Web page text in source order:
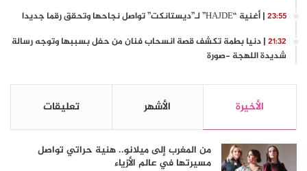
23:55 | أغنية “HAJDE” لـ”ديستانكت” تواصل نجاحها وتحقق رقما جديدا
21:32 | دنيا بطمة تكشف قصة انسحاب فنان من حفل بسببها وتوجه رسالة
شديدة اللهجة -صورة
الأخيرة الأشهر تعليقات
من المغرب إلى ميلانو.. هنية حراتي تواصل
مسيرتها في عالم الأزياء